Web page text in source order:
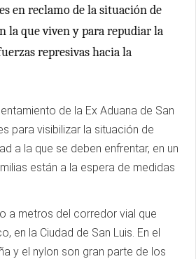
en reclamo de la situación de
la que viven y para repudiar la
represivas hacia la
de la Ex Aduana de San
para visibilizar la situación de
a la que se deben enfrentar, en un
están a la espera de medidas
a metros del corredor vial que
en la Ciudad de San Luis. En el
y el nylon son gran parte de los